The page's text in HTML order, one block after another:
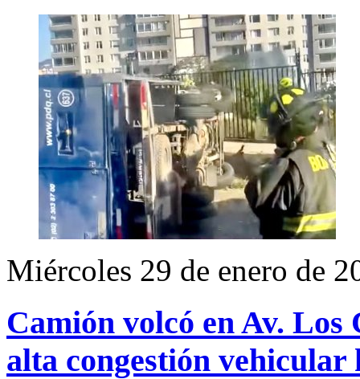
Miércoles 29 de enero de
Camión volcó en Av.
alta congestión vehicular